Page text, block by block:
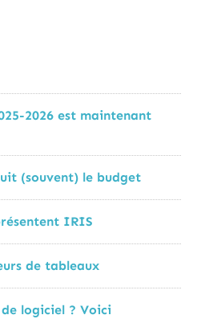
2026 est maintenant
(souvent) le budget
IRIS
de tableaux
logiciel ? Voici